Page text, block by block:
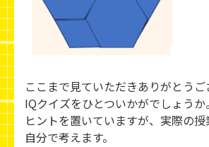
ここまで見ていただきありがとうご
IQクイズをひとついかがでしょう
ヒントを置いていますが、実際の
自分で考えます。